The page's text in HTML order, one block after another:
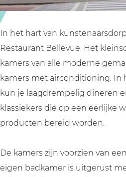
u
a
n
t
B
e
l
l
v
u
t
u
r
a
n
t
B
e
l
e
In het hart van
Restaurant Bellevue. Het
kamers van alle moderne
kamers met airconditioning. In
kun je laagdrempelig dineren
klassiekers die op een eerlijke
producten bereid worden.
De kamers zijn voorzien van
eigen badkamer is uitgerust